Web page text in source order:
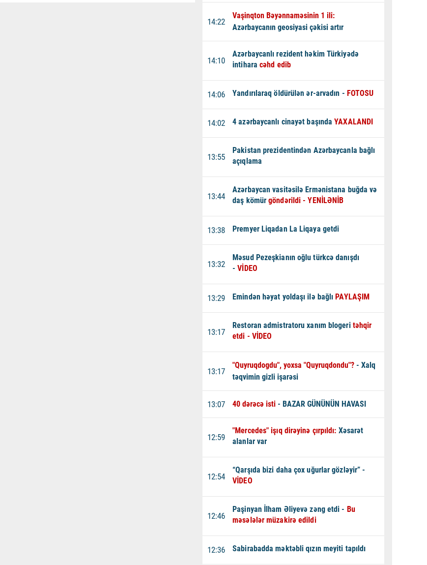
14:22
Vaşinqton Bəyənnaməsinin 1 ili:
Azərbaycanın geosiyasi çəkisi artır
14:10
Azərbaycanlı rezident həkim Türkiyədə
intihara cəhd edib
14:06 Yandırılaraq öldürülən ər-arvadın - FOTOSU
14:02 4 azərbaycanlı cinayət başındaYAXALANDI
13:55
Pakistan prezidentindən Azərbaycanla bağlı
açıqlama
13:44
Azərbaycan vasitəsilə Ermənistana buğda və
daş kömürgöndərildi - YENİLƏNİB
13:38 Premyer Liqadan La Liqaya getdi
13:32
Məsud Pezeşkianın oğlu türkcə danışdı
-VİDEO
13:29 Emindən həyat yoldaşı ilə bağlı PAYLAŞIM
13:17
Restoran admistratoru xanım blogeri təhqir
etdi - VİDEO
13:17
"Quyruqdogdu", yoxsa "Quyruqdondu"? - Xalq
təqvimin gizli işarəsi
13:07 40 dərəcə isti - BAZAR GÜNÜNÜN HAVASI
12:59
"Mercedes" işıq dirəyinə çırpıldı: Xəsarət
alanlar var
12:54
“Qarşıda bizi daha çox uğurlar gözləyir” -
VİDEO
12:46
Paşinyan İlham Əliyevə zəng etdi - Bu
məsələlər müzakirə edildi
12:36 Sabirabadda məktəbli qızın meyiti tapıldı